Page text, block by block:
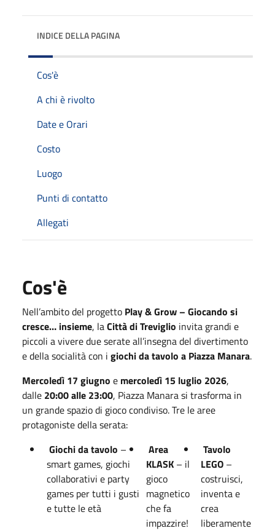
INDICE DELLA PAGINA
Cos'è
A chi è rivolto
Date e Orari
Costo
Luogo
Punti di contatto
Allegati
Cos'è
Nell’ambito del progetto Play & Grow – Giocando si
cresce… insieme, laCittà di Treviglio invita grandi e
piccoli a vivere due serate all’insegna del divertimento
e della socialità con i giochi da tavolo a Piazza Manara.
Mercoledì 17 giugno e mercoledì 15 luglio 2026,
dalle 20:00 alle 23:00, Piazza Manara si trasforma in
un grande spazio di gioco condiviso. Tre le aree
protagoniste della serata:
Giochi da tavolo –
smart games, giochi
collaborativi e party
games per tutti i gusti
e tutte le età
Area
KLASK – il
gioco
magnetico
che fa
impazzire!
Tavolo
LEGO–
costruisci,
inventa e
crea
liberamente